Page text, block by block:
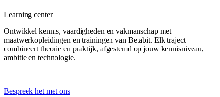
Learning center
Ontwikkel kennis, vaardigheden en vakmanschap met
maatwerkopleidingen en trainingen van Betabit. Elk traject
combineert theorie en praktijk, afgestemd op jouw kennisniveau,
ambitie en technologie.
Bespreek het met ons